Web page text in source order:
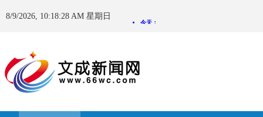
8/9/2026, 10:18:29 AM 星期日